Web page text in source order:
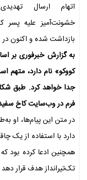
اتهام ارسال
خشونت‌آمیز علیه پسر
بازداشت شده و اکنون
به گزارش خبرفوری بر
کووکو» نام دارد، متهم
جدا خواهد کرد. طبق
فرم در وب‌سایت کاخ
در متن این پیام‌ها، او
دارد با استفاده از یک
همچنین ادعا کرده بود که
تک‌تیرانداز هدف قرار